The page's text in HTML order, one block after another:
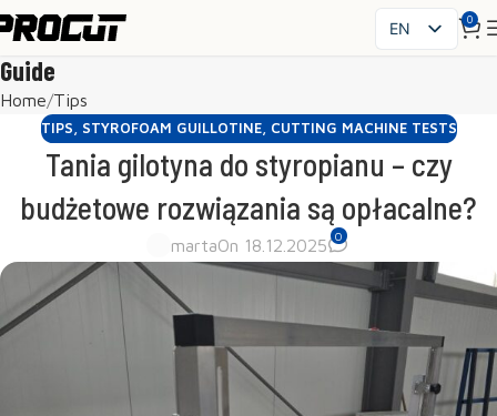
EN
CS
ES
UK
DE
0
Guide
Home Tips
TIPS, STYROFOAM GUILLOTINE, CUTTING MACHINE TESTS
Tania gilotyna do styropianu – czy
budżetowe rozwiązania są opłacalne?
martaOn 18.12.2025 0